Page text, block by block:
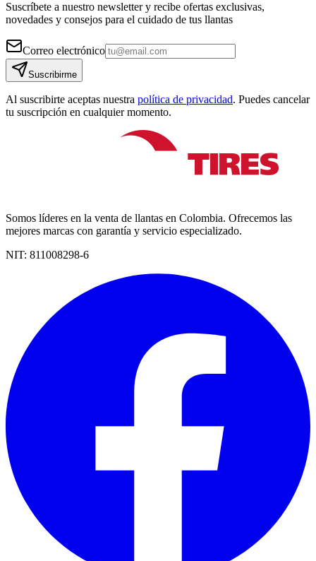
Suscríbete a nuestro newsletter y recibe ofertas exclusivas,
novedades y consejos para el cuidado de tus llantas
Correo electrónico
Suscribirme
Al suscribirte aceptas nuestra política de privacidad. Puedes cancelar
tu suscripción en cualquier momento.
Somos líderes en la venta de llantas en Colombia. Ofrecemos las
mejores marcas con garantía y servicio especializado.
NIT: 811008298-6